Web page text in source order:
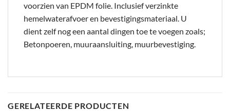
voorzien van EPDM folie. Inclusief verzinkte
hemelwaterafvoer en bevestigingsmateriaal. U
dient zelf nog een aantal dingen toe te voegen zoals;
Betonpoeren, muuraansluiting, muurbevestiging.
GERELATEERDE PRODUCTEN